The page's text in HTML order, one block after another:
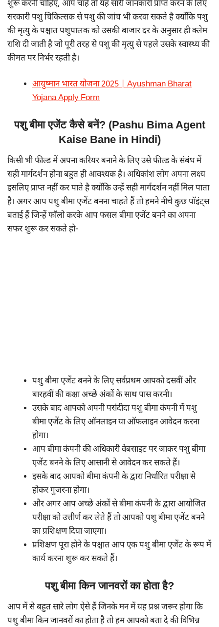
शुरू करनी चाहिए, आप चाहे तो यह सारी जानकारी प्राप्त करने के लिए
सरकारी पशु चिकित्सक से पशु की जांच भी करवा सकते है क्योंकि पशु
की मृत्यु के पश्चात पशुपालक को उसकी बाजार दर के अनुसार ही क्लेम
राशि दी जाती है जो पूरी तरह से पशु की मृत्यु से पहले उसके स्वास्थ्य की
कीमत पर निर्भर रहती है।
आयुष्मान भारत योजना 2025 | Ayushman Bharat
Yojana Apply Form
पशु बीमा एजेंट कैसे बनें? (Pashu Bima Agent
Kaise Bane in Hindi)
किसी भी फील्ड में अपना करियर बनाने के लिए उसे फील्ड के संबंध में
सही मार्गदर्शन होना बहुत ही आवश्यक है। अधिकांश लोग अपना लक्ष्य
इसलिए प्राप्त नहीं कर पाते है क्योंकि उन्हें सही मार्गदर्शन नहीं मिल पाता
है। अगर आप पशु बीमा एजेंट बनना चाहते हैं तो हमने नीचे कुछ पॉइंट्स
बताई हैं जिन्हें फॉलो करके आप फसल बीमा एजेंट बनने का अपना
सफर शुरू कर सकते हो-
पशु बीमा एजेंट बनने के लिए सर्वप्रथम आपको दसवीं और
बारहवीं की कक्षा अच्छे अंकों के साथ पास करनी।
उसके बाद आपको अपनी पसंदीदा पशु बीमा कंपनी में पशु
बीमा एजेंट के लिए ऑनलाइन या ऑफलाइन आवेदन करना
होगा।
आप बीमा कंपनी की अधिकारी वेबसाइट पर जाकर पशु बीमा
एजेंट बनने के लिए आसानी से आवेदन कर सकते हैं।
इसके बाद आपको बीमा कंपनी के द्वारा निर्धारित परीक्षा से
होकर गुजरना होगा।
और अगर आप अच्छे अंकों से बीमा कंपनी के द्वारा आयोजित
परीक्षा को उत्तीर्ण कर लेते हैं तो आपको पशु बीमा एजेंट बनने
का प्रशिक्षण दिया जाएगा।
प्रशिक्षण पूरा होने के पश्चात आप एक पशु बीमा एजेंट के रूप में
कार्य करना शुरू कर सकते हैं।
पशु बीमा किन जानवरों का होता है?
आप में से बहुत सारे लोग ऐसे हैं जिनके मन में यह प्रश्न जरूर होगा कि
पशु बीमा किन जानवरों का होता है तो हम आपको बता दे की विभिन्न